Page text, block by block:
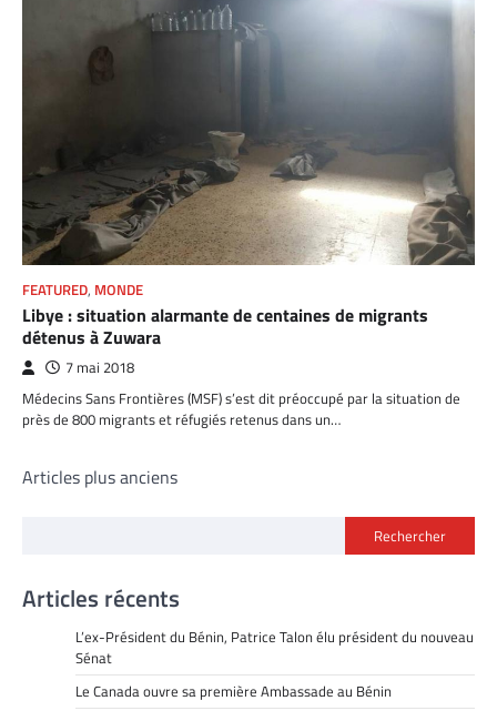
FEATURED, MONDE
Libye : situation alarmante de centaines de migrants
détenus à Zuwara
7 mai 2018
Médecins Sans Frontières (MSF) s’est dit préoccupé par la situation de
près de 800 migrants et réfugiés retenus dans un…
Navigation
Articles plus anciens
Rechercher
Articles récents
L’ex-Président du Bénin, Patrice Talon élu président du nouveau
Sénat
Le Canada ouvre sa première Ambassade au Bénin